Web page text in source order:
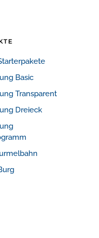
Basic
Transparent
Dreieck